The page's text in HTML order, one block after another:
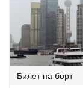
Билет на борт